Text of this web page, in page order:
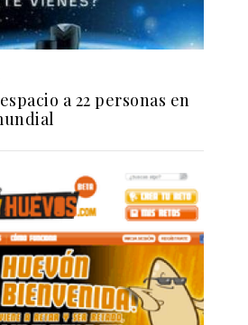
a 22 personas en